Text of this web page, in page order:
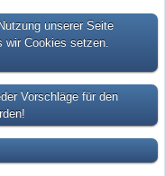
unserer Seite
wir Cookies setzen.
Vorschläge für den